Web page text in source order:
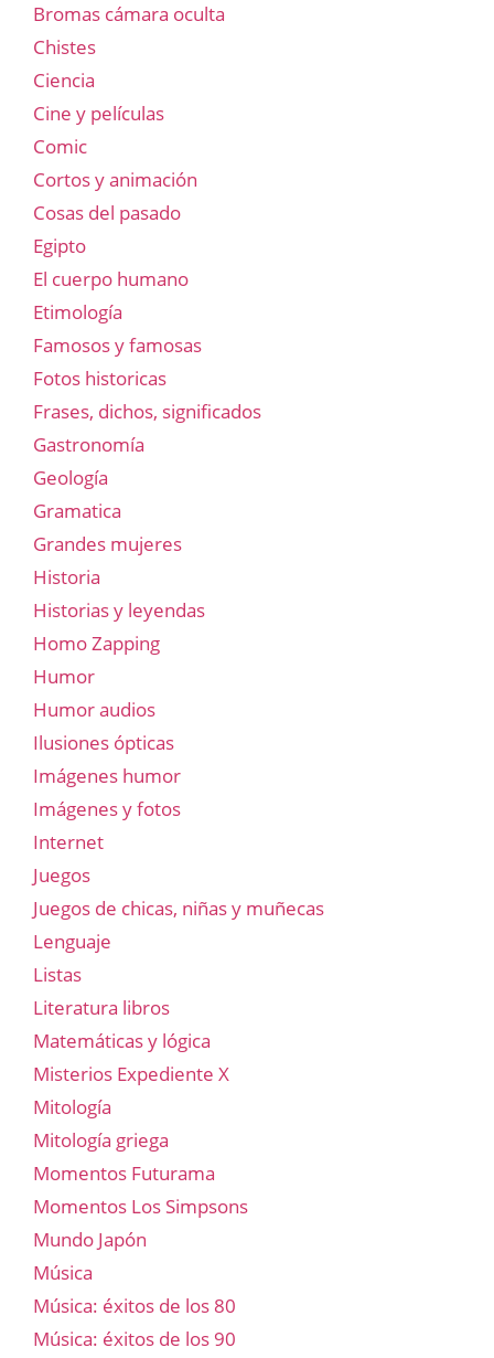
Bromas cámara oculta
Chistes
Ciencia
Cine y películas
Comic
Cortos y animación
Cosas del pasado
Egipto
El cuerpo humano
Etimología
Famosos y famosas
Fotos historicas
Frases, dichos, significados
Gastronomía
Geología
Gramatica
Grandes mujeres
Historia
Historias y leyendas
Homo Zapping
Humor
Humor audios
Ilusiones ópticas
Imágenes humor
Imágenes y fotos
Internet
Juegos
Juegos de chicas, niñas y muñecas
Lenguaje
Listas
Literatura libros
Matemáticas y lógica
Misterios Expediente X
Mitología
Mitología griega
Momentos Futurama
Momentos Los Simpsons
Mundo Japón
Música
Música: éxitos de los 80
Música: éxitos de los 90